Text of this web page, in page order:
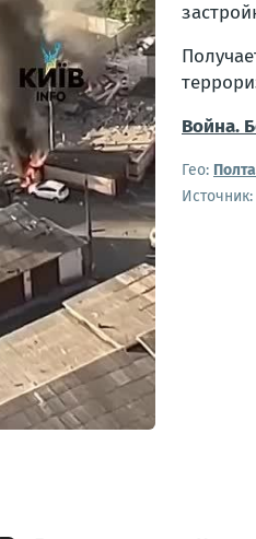
Война.
Гео:
Источник: